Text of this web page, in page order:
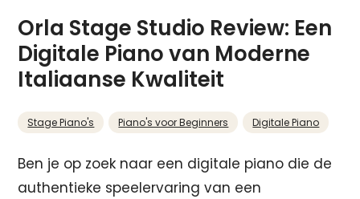
Orla Stage Studio Review: Een
Digitale Piano van Moderne
Italiaanse Kwaliteit
Stage Piano's Piano's voor Beginners Digitale Piano
Ben je op zoek naar een digitale piano die de
authentieke speelervaring van een